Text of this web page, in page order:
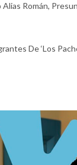
Román,
De ‘Los